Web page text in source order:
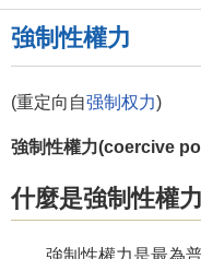
強制性權力
(重定向自强制权力)
強制性權力(coercive
什麼是強制性權力
強制性權力是最為普